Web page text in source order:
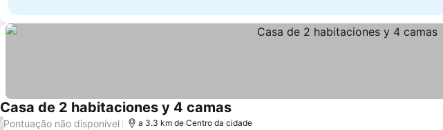
Casa de 2 habitaciones y 4 camas
/Pontuação não disponível a 3.3 km de Centro da cidade